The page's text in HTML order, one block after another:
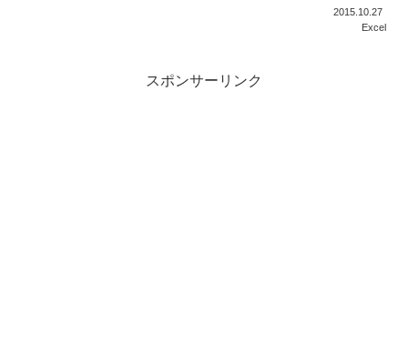
2015.10.27
Excel
スポンサーリンク